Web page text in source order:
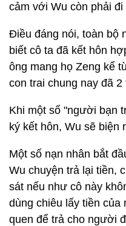
cảm với Wu còn phải đi
Điều đáng nói, toàn bộ
biết cô ta đã kết hôn
ông mang họ Zeng kể
con trai chung nay đã 2
Khi một số "người bạn
ký kết hôn, Wu sẽ biện
Một số nạn nhân bắt
Wu chuyện trả lại tiền,
sát nếu như cô này
dùng chiêu lấy tiền
quen để trả cho người